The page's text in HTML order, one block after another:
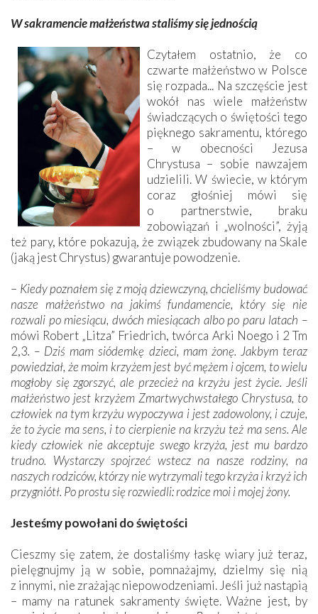
W sakramencie małżeństwa staliśmy się jednością
Czytałem ostatnio, że co
czwarte małżeństwo w Polsce
się rozpada... Na szczęście jest
wokół nas wiele małżeństw
świadczących o świętości tego
pięknego sakramentu, którego
– w obecności Jezusa
Chrystusa – sobie nawzajem
udzielili. W świecie, w którym
coraz głośniej mówi się
o partnerstwie, braku
zobowiązań i „wolności”, żyją
też pary, które pokazują, że związek zbudowany na Skale
(jaką jest Chrystus) gwarantuje powodzenie.
– Kiedy poznałem się z moją dziewczyną, chcieliśmy budować
nasze małżeństwo na jakimś fundamencie, który się nie
rozwali po miesiącu, dwóch miesiącach albo po paru latach –
mówi Robert „Litza” Friedrich, twórca Arki Noego i 2 Tm
2,3. – Dziś mam siódemkę dzieci, mam żonę. Jakbym teraz
powiedział, że moim krzyżem jest być mężem i ojcem, to wielu
mogłoby się zgorszyć, ale przecież na krzyżu jest życie. Jeśli
małżeństwo jest krzyżem Zmartwychwstałego Chrystusa, to
człowiek na tym krzyżu wypoczywa i jest zadowolony, i czuje,
że to życie ma sens, i to cierpienie na krzyżu też ma sens. Ale
kiedy człowiek nie akceptuje swego krzyża, jest mu bardzo
trudno. Wystarczy spojrzeć wstecz na nasze rodziny, na
naszych rodziców, którzy nie wytrzymali tego krzyża i krzyż ich
przygniótł. Po prostu się rozwiedli: rodzice moi i mojej żony.
Jesteśmy powołani do świętości
Cieszmy się zatem, że dostaliśmy łaskę wiary już teraz,
pielęgnujmy ją w sobie, pomnażajmy, dzielmy się nią
z innymi, nie zrażając niepowodzeniami. Jeśli już nastąpią
– mamy na ratunek sakramenty święte. Ważne jest, by